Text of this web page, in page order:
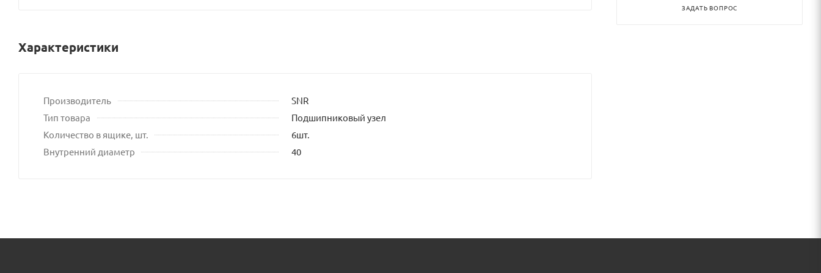
Характеристики
Производитель
SNR
Тип товара
Подшипниковый узел
Количество в ящике, шт.
6шт.
Внутренний диаметр
40
ЗАДАТЬ ВОПРОС